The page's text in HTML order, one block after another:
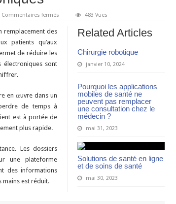
Commentaires fermés
électroniques
483 Vues
Related Articles
Chirurgie robotique
janvier 10, 2024
Pourquoi les applications
mobiles de santé ne
peuvent pas remplacer
une consultation chez le
médecin ?
mai 31, 2023
Solutions de santé en ligne
et de soins de santé
mai 30, 2023
remplacement des
patients qu’aux
de réduire les
électroniques sont
en œuvre dans un
de temps à
est à portée de
plus rapide.
Les dossiers
une plateforme
des informations
mains est réduit.